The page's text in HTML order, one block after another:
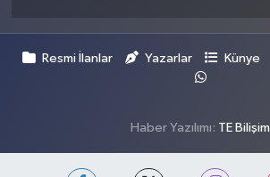
Resmi İlanlar Yazarlar Künye
Haber Yazılımı: TE Bilişim